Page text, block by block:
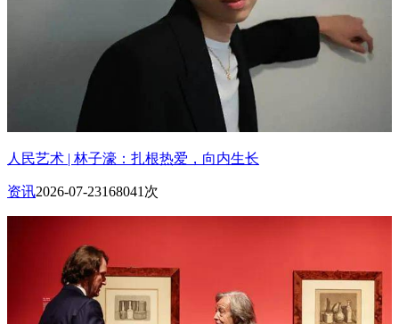
人民艺术 | 林子濠：扎根热爱，向内生长
资讯2026-07-23168041次